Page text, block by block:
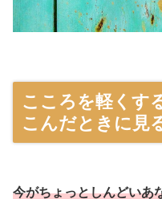
こころを軽くす
こんだときに見
今がちょっとしんどいあ